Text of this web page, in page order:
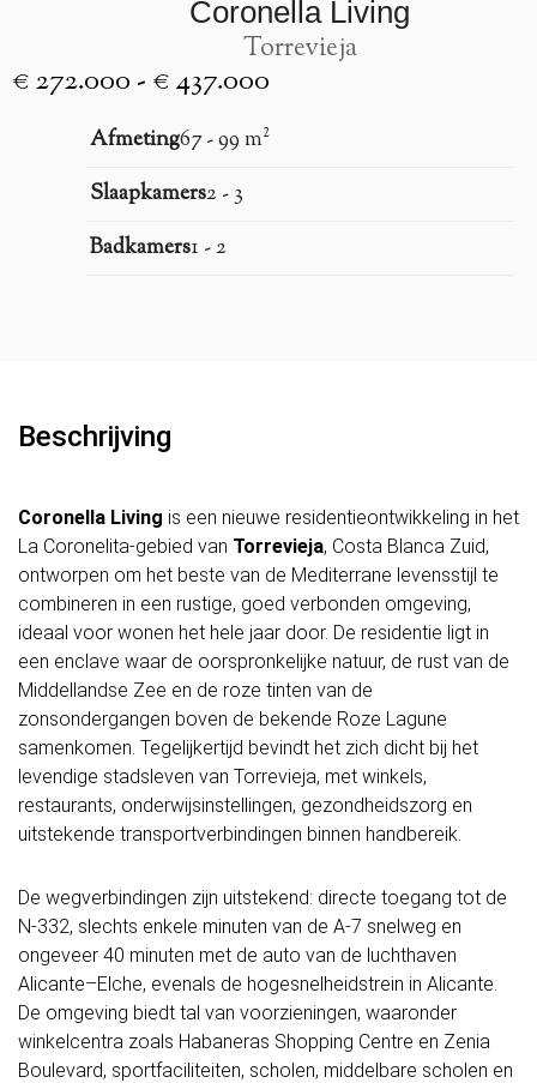
Coronella Living
Torrevieja
€ 272.000 - € 437.000
Afmeting67 - 99 m²
Slaapkamers2 - 3
Badkamers1 - 2
Beschrijving
Coronella Living is een nieuwe residentieontwikkeling in het
La Coronelita-gebied van Torrevieja, Costa Blanca Zuid,
ontworpen om het beste van de Mediterrane levensstijl te
combineren in een rustige, goed verbonden omgeving,
ideaal voor wonen het hele jaar door. De residentie ligt in
een enclave waar de oorspronkelijke natuur, de rust van de
Middellandse Zee en de roze tinten van de
zonsondergangen boven de bekende Roze Lagune
samenkomen. Tegelijkertijd bevindt het zich dicht bij het
levendige stadsleven van Torrevieja, met winkels,
restaurants, onderwijsinstellingen, gezondheidszorg en
uitstekende transportverbindingen binnen handbereik.
De wegverbindingen zijn uitstekend: directe toegang tot de
N-332, slechts enkele minuten van de A-7 snelweg en
ongeveer 40 minuten met de auto van de luchthaven
Alicante–Elche, evenals de hogesnelheidstrein in Alicante.
De omgeving biedt tal van voorzieningen, waaronder
winkelcentra zoals Habaneras Shopping Centre en Zenia
Boulevard, sportfaciliteiten, scholen, middelbare scholen en